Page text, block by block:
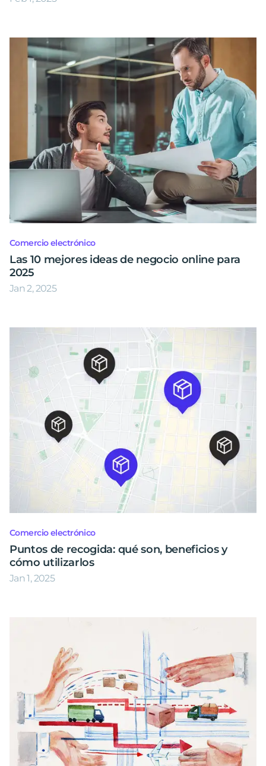
Comercio electrónico
Las 10 mejores ideas de negocio online para
2025
Jan 2, 2025
Comercio electrónico
Puntos de recogida: qué son, beneficios y
cómo utilizarlos
Jan 1, 2025